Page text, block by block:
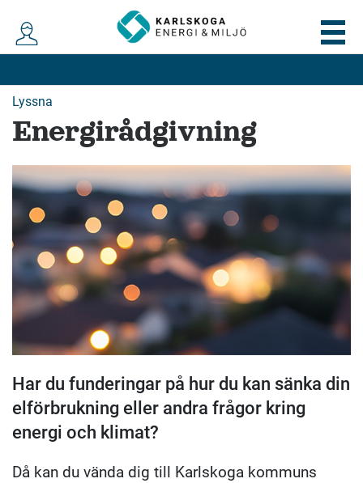
Lyssna
Energirådgivning
Har du funderingar på hur du kan sänka din
elförbrukning eller andra frågor kring
energi och klimat?
Då kan du vända dig till Karlskoga kommuns